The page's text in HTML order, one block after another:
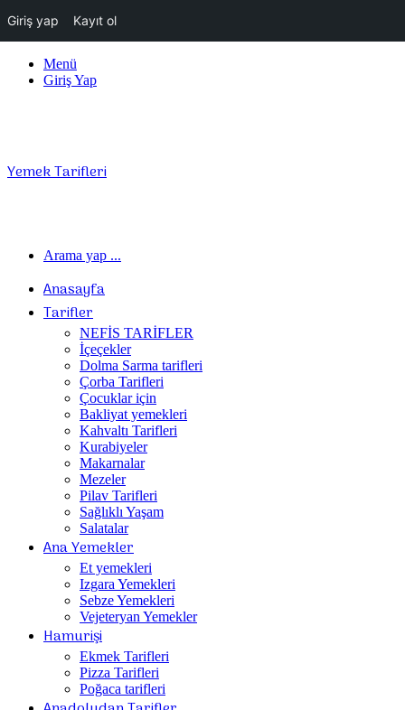
Giriş yap Kayıt ol
Menü
Giriş Yap
Yemek Tarifleri
Arama yap ...
Anasayfa
Tarifler
NEFİS TARİFLER
İçeçekler
Dolma Sarma tarifleri
Çorba Tarifleri
Çocuklar için
Bakliyat yemekleri
Kahvaltı Tarifleri
Kurabiyeler
Makarnalar
Mezeler
Pilav Tarifleri
Sağlıklı Yaşam
Salatalar
Ana Yemekler
Et yemekleri
Izgara Yemekleri
Sebze Yemekleri
Vejeteryan Yemekler
Hamurişi
Ekmek Tarifleri
Pizza Tarifleri
Poğaca tarifleri